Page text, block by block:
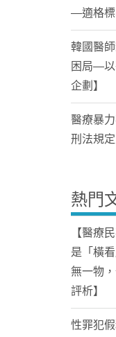
—適格標
韓國醫
困局—以
企劃】
醫療暴
刑法規
熱門
【醫療
是「橫
無一物
評析】
性罪犯